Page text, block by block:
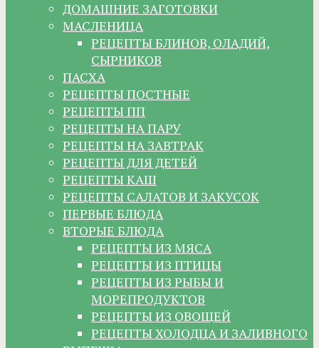
ДОМАШНИЕ ЗАГОТОВКИ
МАСЛЕНИЦА
РЕЦЕПТЫ БЛИНОВ, ОЛАДИЙ,
СЫРНИКОВ
ПАСХА
РЕЦЕПТЫ ПОСТНЫЕ
РЕЦЕПТЫ ПП
РЕЦЕПТЫ НА ПАРУ
РЕЦЕПТЫ НА ЗАВТРАК
РЕЦЕПТЫ ДЛЯ ДЕТЕЙ
РЕЦЕПТЫ КАШ
РЕЦЕПТЫ САЛАТОВ И ЗАКУСОК
ПЕРВЫЕ БЛЮДА
ВТОРЫЕ БЛЮДА
РЕЦЕПТЫ ИЗ МЯСА
РЕЦЕПТЫ ИЗ ПТИЦЫ
РЕЦЕПТЫ ИЗ РЫБЫ И
МОРЕПРОДУКТОВ
РЕЦЕПТЫ ИЗ ОВОЩЕЙ
РЕЦЕПТЫ ХОЛОДЦА И ЗАЛИВНОГО